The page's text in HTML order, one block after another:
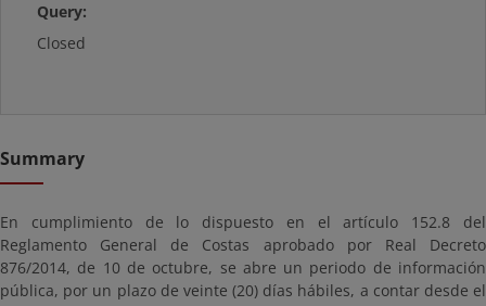
Query:
Closed
Summary
En cumplimiento de lo dispuesto en el artículo 152.8 del
Reglamento General de Costas aprobado por Real Decreto
876/2014, de 10 de octubre, se abre un periodo de información
pública, por un plazo de veinte (20) días hábiles, a contar desde el